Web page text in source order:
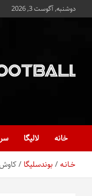
محتوا
دوشنبه, آگوست 3, 2026
خانه
لالیگا
خـانـه بوندسلیگا کاوش